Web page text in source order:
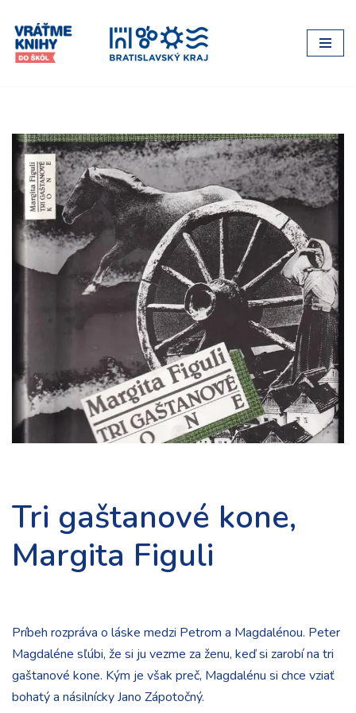
Preskočiť
na
Tri gaštanové kone,
Margita Figuli
Príbeh rozpráva o láske medzi Petrom a Magdalénou. Peter
Magdaléne sľúbi, že si ju vezme za ženu, keď si zarobí na tri
gaštanové kone. Kým je však preč, Magdalénu si chce vziať
bohatý a násilnícky Jano Zápotočný.